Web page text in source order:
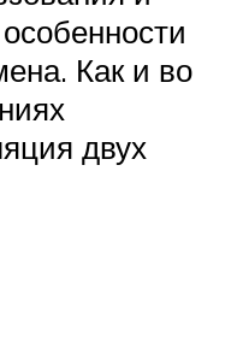
Как и во
двух